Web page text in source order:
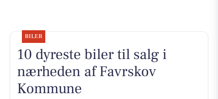
BILER
10 dyreste biler til salg i
nærheden af Favrskov
Kommune